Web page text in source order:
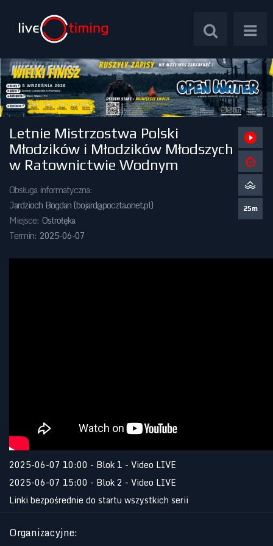
Zawody Międzynarodowe
Zawody Centralne
Zawody Okręgowe
Kalendarz Imprez
Letnie Mistrzostwa Polski
Młodzików i Młodzików Młodszych
w Ratownictwie Wodnym
Obsługa informatyczna:
Jardzioch Bogdan (bojard@poczta.onet.pl)
Miejsce: Ostrołęka
Termin: 2025-06-07
25m
2025-06-07 10:00 - Blok 1 - Video LIVE
2025-06-07 15:00 - Blok 2 - Video LIVE
Linki bezpośrednie do startu wszystkich serii
Organizacyjne: